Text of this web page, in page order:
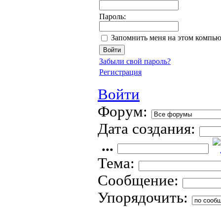
Пароль:
Запомнить меня на этом
Забыли свой пароль?
Регистрация
Войти
Форум:
Дата создания:
...
Тема:
Сообщение:
Упорядочить: